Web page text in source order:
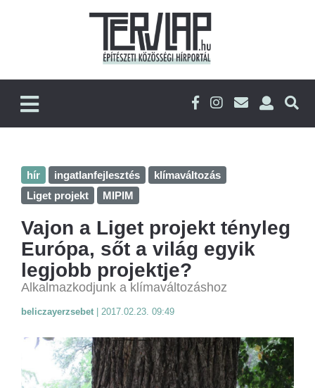
hír ingatlanfejlesztés
klímaváltozás
Liget projekt
MIPIM
Vajon a Liget projekt tényleg
Európa, sőt a világ egyik
legjobb projektje?
Alkalmazkodjunk a klímaváltozáshoz
beliczayerzsebet 2017.02.23. 09:49